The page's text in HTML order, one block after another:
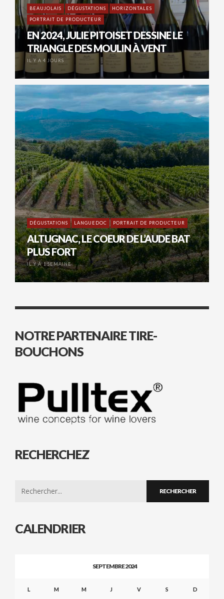
BEAUJOLAIS DÉGUSTATIONS
HORIZONTALES
PORTRAIT DE PRODUCTEUR
EN 2024, JULIE PITOISET DESSINE LE
TRIANGLE DES MOULIN À VENT
IL Y A 4 JOURS
DÉGUSTATIONS LANGUEDOC PORTRAIT DE PRODUCTEUR
ALTUGNAC, LE COEUR DE L’AUDE BAT
PLUS FORT
IL Y A 1 SEMAINE
NOTRE PARTENAIRE TIRE-
BOUCHONS
RECHERCHEZ
CALENDRIER
SEPTEMBRE 2024
L M M J V S D